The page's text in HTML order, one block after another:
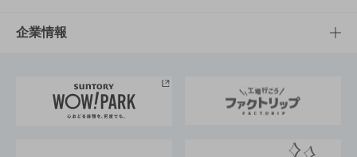
栄養成分一覧
工場見学
地域情報
サントリーホール
サントリーサンバーズ大阪
サステナビリティTOP
サントリーが考えるサステナビリティ経営
企業情報
企業概要